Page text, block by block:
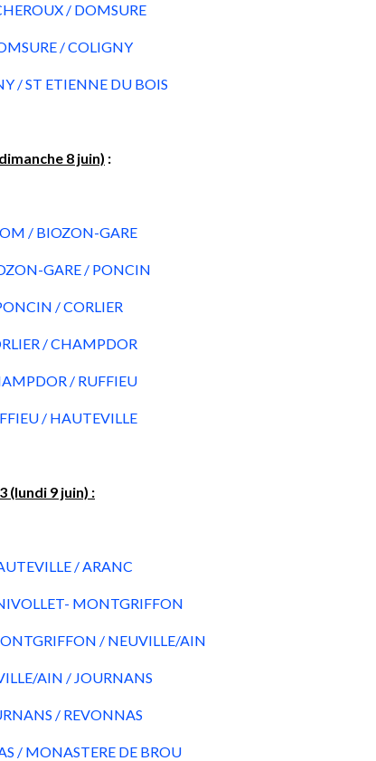
/ DOMSURE
/ COLIGNY
/ ST ETIENNE DU BOIS
8 juin) :
/ BIOZON-GARE
GARE / PONCIN
/ CORLIER
/ CHAMPDOR
/ RUFFIEU
/ HAUTEVILLE
(lundi 9 juin) :
/ ARANC
MONTGRIFFON
/ NEUVILLE/AIN
AIN / JOURNANS
/ REVONNAS
/ MONASTERE DE BROU